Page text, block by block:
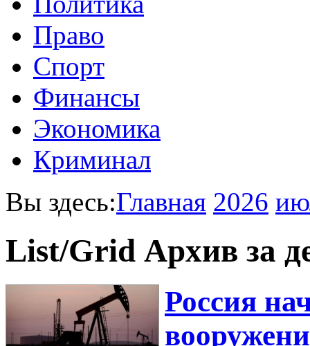
Право
Спорт
Финансы
Экономика
Криминал
Вы здесь:Главная 2026
List/Grid Архив за
Россия